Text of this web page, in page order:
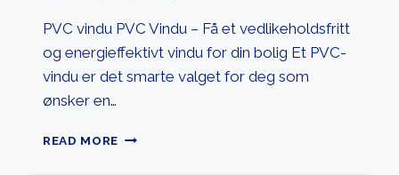
PVC vindu PVC Vindu – Få et vedlikeholdsfritt
og energieffektivt vindu for din bolig Et PVC-
vindu er det smarte valget for deg som
ønsker en…
READ MORE PVC